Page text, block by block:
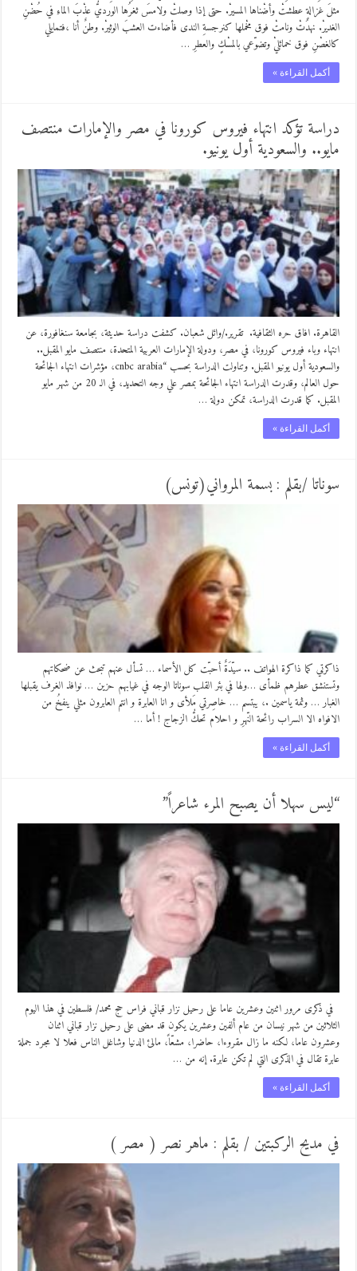
مثلَ غزالةٍ عطشتْ وأضْناها المسيرْ. حتى إذا وصلتْ ولامسَ ثغرُها الورديُّ عذْبَ الماءِ في حُضْنِ
الغديرْ. نهدَتْ ونامتْ فوق مخْملها كنرجسةِ الندى فأضاءت العشبَ الوثيرْ. وطنٌ أنا ،فتمايلي
كالغصْنِ فوق خمائليْ وتضوّعي بالمسْكٍ والعطرِ …
أكمل القراءة »
دراسة تؤكد انتهاء فيروس كورونا في مصر والإمارات منتصف
مايو.. والسعودية أول يونيو.
القاهرة. افاق حره الثقافية. ‏ تقرير./وائل شعبان. كشفت دراسة حديثة، بجامعة سنغافورة، عن
انتهاء وباء فيروس كورونا، في مصر، ودولة الإمارات العربية المتحدة، منتصف مايو المقبل..
والسعودية أول يونيو المقبل. وتناولت الدراسة بحسب “cnbc arabia، مؤشرات انتهاء الجائحة
حول العالم، وقدرت الدراسة انتهاء الجائحة بمصر علي وجه التحديد، في الـ 20 من شهر مايو
المقبل. كما قدرت الدراسة، تمكن دولة …
أكمل القراءة »
سوناتا /بقلم : بسمة المرواني(تونس)
ذاكرتي كما ذاكرة الهواتف .. سيّدَةٌ أحبّت كل الأسماء … تسأل عنهم تبحث عن ضحكاتهم
وتستنشق عطرهم ظمأى …ولها في بئر القلب سوناتا الوجه في غيابهم حزين … نوافذ الغرف يقبلها
الغبار … وثمة ياسمين .، يبتسم … خاصِرتي مَلأى و انا العابرة و انتم العابرون مثلي ينفخُ من
الافواه الا السراب رائحة النّهرِ و احلام تحكُّ الزجاج ! أما …
أكمل القراءة »
“ليس سهلا أن يصبح المرء شاعراً”
في ذكرى مرور اثنين وعشرين عاما على رحيل نزار قباني فراس حج محمد/ فلسطين في هذا اليوم
الثلاثين من شهر نيسان من عام ألفين وعشرين يكون قد مضى على رحيل نزار قباني اثنان
وعشرون عاما، لكنه ما زال مقروءا، حاضرا، مشعّاً، مالئ الدنيا وشاغل الناس فعلا لا مجرد جملة
عابرة تقال في الذكرى التي لم تكن عابرة. إنه من …
أكمل القراءة »
في مديح الركبتين / بقلم : ماهر نصر ( مصر )